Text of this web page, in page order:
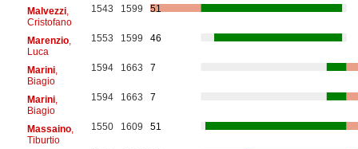
Malvezzi,
Cristofano
1543 1599 51
Marenzio,
Luca
1553 1599 46
Marini,
Biagio
1594 1663 7
Marini,
Biagio
1594 1663 7
Massaino,
Tiburtio
1550 1609 51